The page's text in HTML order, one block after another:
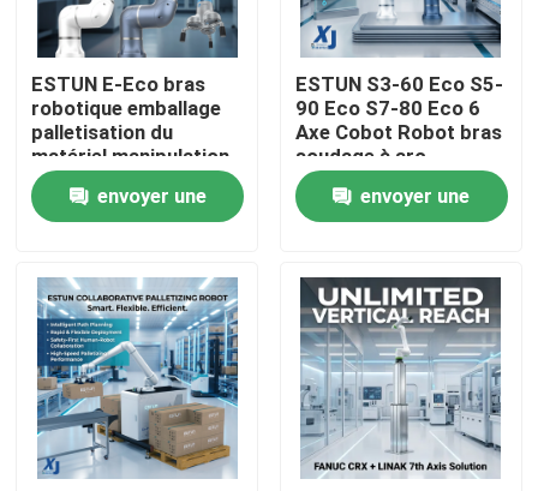
À la maison
Produits
À propos de nous
Visite de l'usine
Contrôle de la qualité
ESTUN E-Eco bras
robotique emballage
palletisation du
matériel manipulation
robot collaboratif
avec OnRobot Grriper
envoyer une
ESTUN S3-60 Eco S5-
90 Eco S7-80 Eco 6
Axe Cobot Robot bras
soudage à arc
collaboratif robot
CNGBS positionneur
de soudage
envoyer une